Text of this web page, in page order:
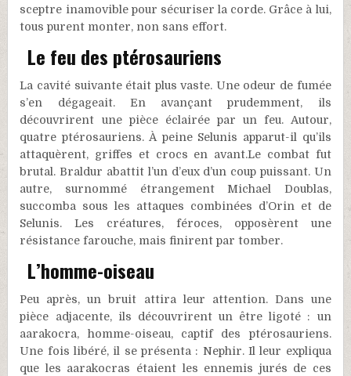
sceptre inamovible pour sécuriser la corde. Grâce à lui,
tous purent monter, non sans effort.
Le feu des ptérosauriens
La cavité suivante était plus vaste. Une odeur de fumée
s’en dégageait. En avançant prudemment, ils
découvrirent une pièce éclairée par un feu. Autour,
quatre ptérosauriens. À peine Selunis apparut-il qu’ils
attaquèrent, griffes et crocs en avant.Le combat fut
brutal. Braldur abattit l’un d’eux d’un coup puissant. Un
autre, surnommé étrangement Michael Doublas,
succomba sous les attaques combinées d’Orin et de
Selunis. Les créatures, féroces, opposèrent une
résistance farouche, mais finirent par tomber.
L’homme-oiseau
Peu après, un bruit attira leur attention. Dans une
pièce adjacente, ils découvrirent un être ligoté : un
aarakocra, homme-oiseau, captif des ptérosauriens.
Une fois libéré, il se présenta : Nephir. Il leur expliqua
que les aarakocras étaient les ennemis jurés de ces